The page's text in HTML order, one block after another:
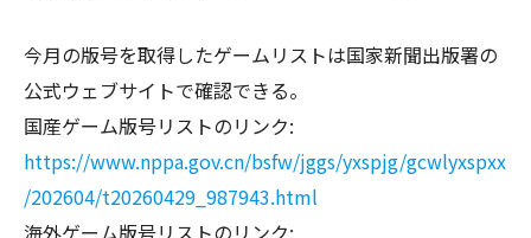
今月の版号を取得したゲームリストは国家新聞出版署の
公式ウェブサイトで確認できる。
国産ゲーム版号リストのリンク:
https://www.nppa.gov.cn/bsfw/jggs/yxspjg/gcwlyxspxx
/202604/t20260429_987943.html